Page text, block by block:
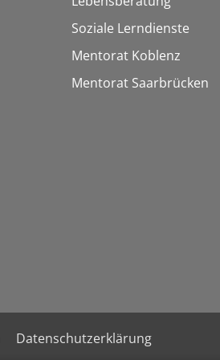
Soziale Lerndienste
Mentorat Koblenz
Mentorat Saarbrücken
Datenschutzerklärung